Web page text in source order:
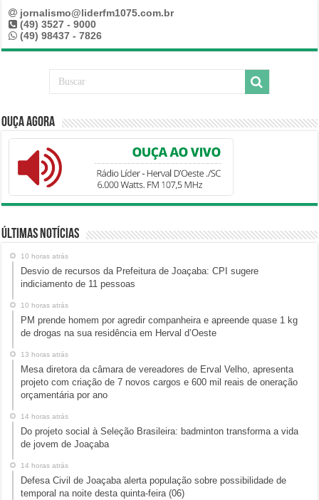
jornalismo@liderfm1075.com.br
(49) 3527 - 9000
(49) 98437 - 7826
Ouça Agora
Últimas Notícias
10 horas atrás
Desvio de recursos da Prefeitura de Joaçaba: CPI sugere
indiciamento de 11 pessoas
10 horas atrás
PM prende homem por agredir companheira e apreende quase 1 kg
de drogas na sua residência em Herval d’Oeste
13 horas atrás
Mesa diretora da câmara de vereadores de Erval Velho, apresenta
projeto com criação de 7 novos cargos e 600 mil reais de oneração
orçamentária por ano
14 horas atrás
Do projeto social à Seleção Brasileira: badminton transforma a vida
de jovem de Joaçaba
14 horas atrás
Defesa Civil de Joaçaba alerta população sobre possibilidade de
temporal na noite desta quinta-feira (06)